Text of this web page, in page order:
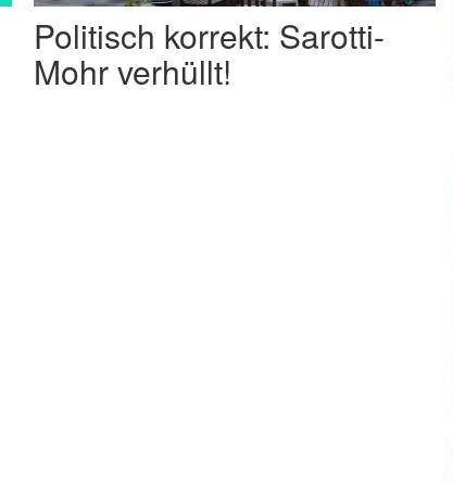
Politisch korrekt: Sarotti-
Mohr verhüllt!